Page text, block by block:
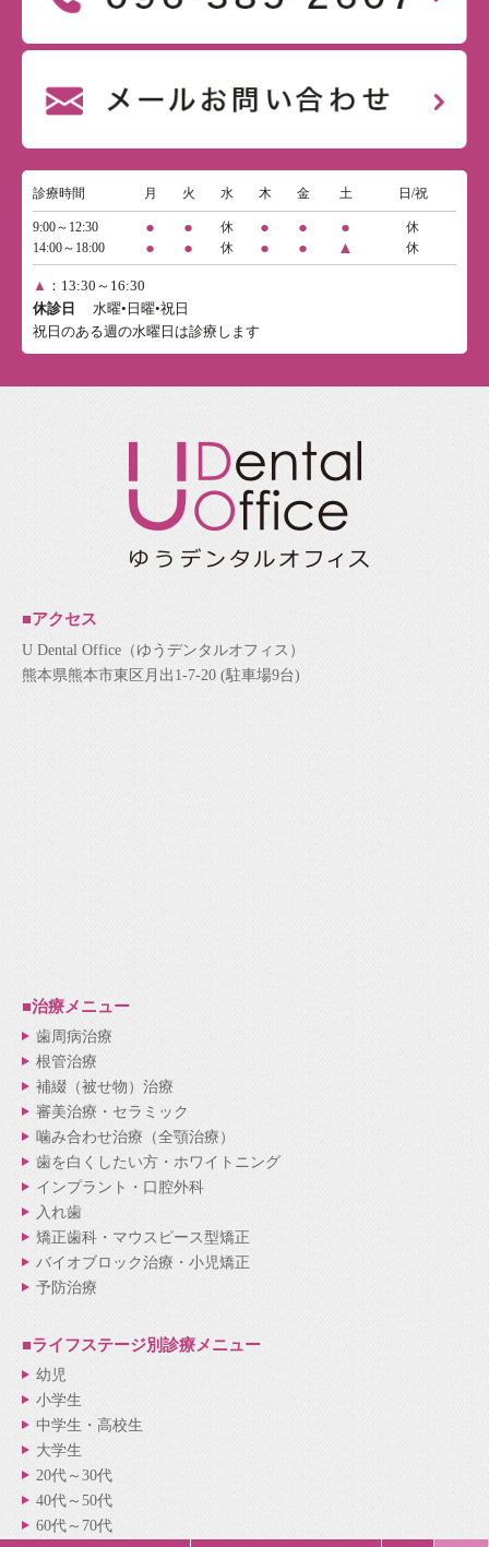
診療時間 月 火 水 木 金 土 日/祝
9:00～12:30 ● ● 休 ● ● ●
休
14:00～18:00
● ● 休 ● ● ▲ 休
▲ ：13:30～16:30
休診日
水曜•日曜•祝日
祝日のある週の水曜日は診療します
■アクセス
U Dental Office（ゆうデンタルオフィス）
熊本県熊本市東区月出1-7-20 (駐車場9台)
■治療メニュー
歯周病治療
根管治療
補綴（被せ物）治療
審美治療・セラミック
噛み合わせ治療（全顎治療）
歯を白くしたい方・ホワイトニング
インプラント・口腔外科
入れ歯
矯正歯科・マウスピース型矯正
バイオブロック治療・小児矯正
予防治療
■ライフステージ別診療メニュー
幼児
小学生
中学生・高校生
大学生
20代～30代
40代～50代
60代～70代